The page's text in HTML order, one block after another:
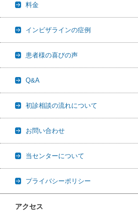
料金
インビザラインの症例
患者様の喜びの声
Q&A
初診相談の流れについて
お問い合わせ
当センターについて
プライバシーポリシー
アクセス